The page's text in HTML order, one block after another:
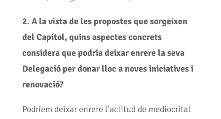
2. A la vista de les propostes que sorgeixen
del Capítol, quins aspectes concrets
considera que podria deixar enrere la seva
Delegació per donar lloc a noves iniciatives i
renovació?
Podríem deixar enrere l’actitud de mediocritat